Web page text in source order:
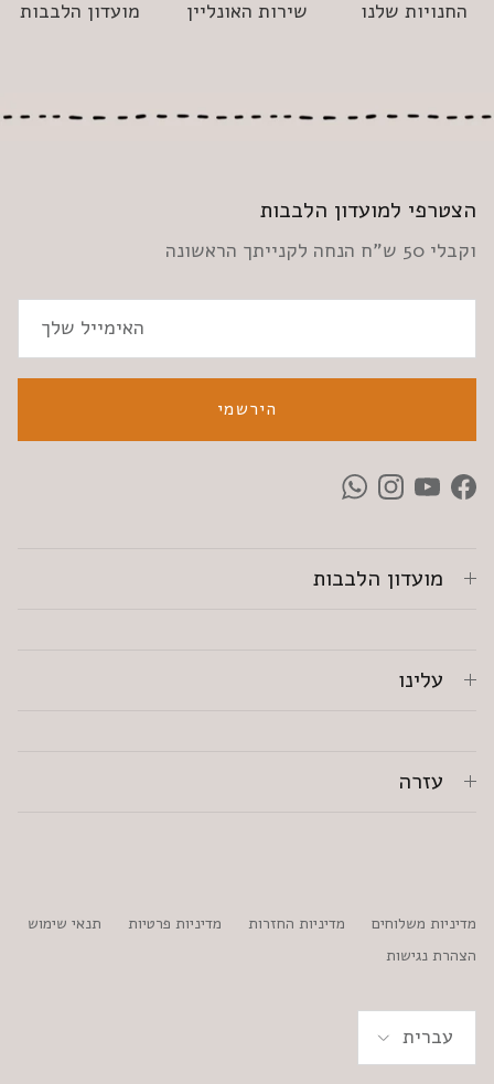
החנויות שלנו שירות האונליין מועדון הלבבות
הצטרפי למועדון הלבבות
וקבלי 50 ש"ח הנחה לקנייתך הראשונה
הירשמי
Facebook
YouTube
Instagram
WhatsApp
מועדון הלבבות
עלינו
עזרה
מדיניות משלוחים מדיניות החזרות מדיניות פרטיות
תנאי שימוש
הצהרת נגישות
עברית